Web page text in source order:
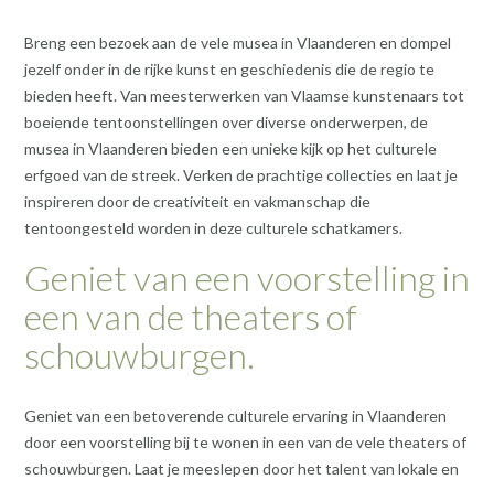
Breng een bezoek aan de vele musea in Vlaanderen en dompel
jezelf onder in de rijke kunst en geschiedenis die de regio te
bieden heeft. Van meesterwerken van Vlaamse kunstenaars tot
boeiende tentoonstellingen over diverse onderwerpen, de
musea in Vlaanderen bieden een unieke kijk op het culturele
erfgoed van de streek. Verken de prachtige collecties en laat je
inspireren door de creativiteit en vakmanschap die
tentoongesteld worden in deze culturele schatkamers.
Geniet van een voorstelling in
een van de theaters of
schouwburgen.
Geniet van een betoverende culturele ervaring in Vlaanderen
door een voorstelling bij te wonen in een van de vele theaters of
schouwburgen. Laat je meeslepen door het talent van lokale en